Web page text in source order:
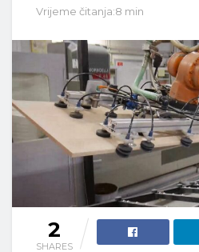
Vrijeme čitanja:8 min
2
SHARES